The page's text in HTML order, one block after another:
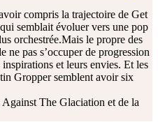
compris la trajectoire de Get
semblait évoluer vers une pop
orchestrée.Mais le propre des
ne pas s’occuper de progression
et leurs envies. Et les
Gropper semblent avoir six
The Glaciation et de la